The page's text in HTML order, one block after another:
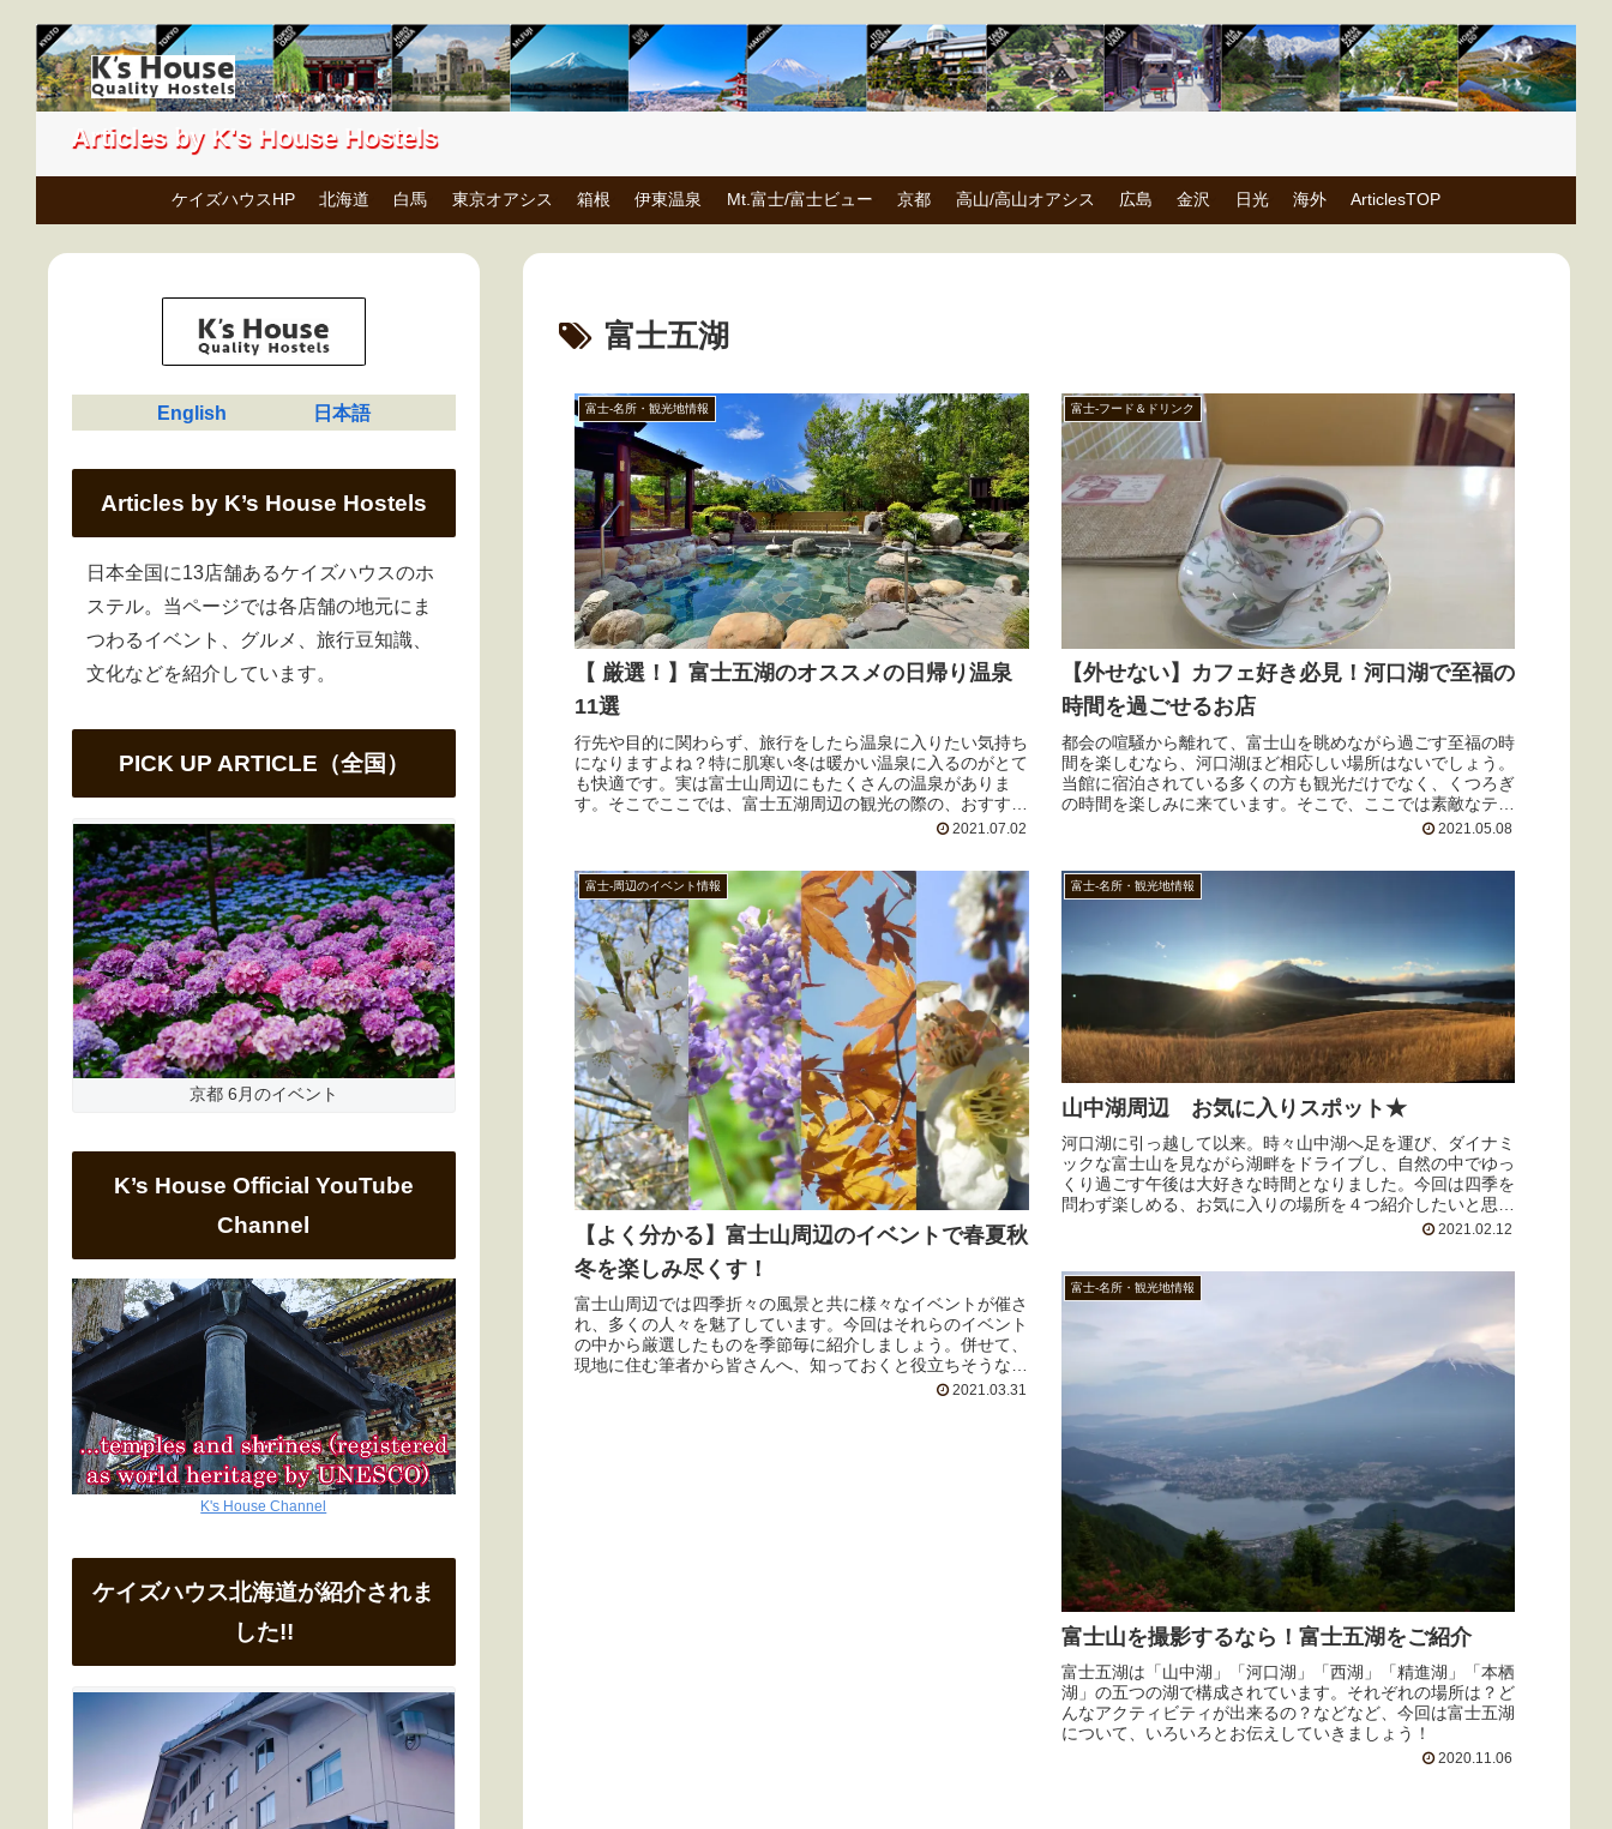
Articles by K's House Hostels
ケイズハウスHP 北海道 白馬 東京オアシス 箱根 伊東温泉 Mt.富士/富士ビュー 京都 高山/高山オアシス 広島 金沢 日光 海外 ArticlesTOP
富士五湖
富士-名所・観光地情報
【 厳選！】富士五湖のオススメの日帰り温泉
11選
行先や目的に関わらず、旅行をしたら温泉に入りたい気持ち
になりますよね？特に肌寒い冬は暖かい温泉に入るのがとて
も快適です。実は富士山周辺にもたくさんの温泉がありま
す。そこでここでは、富士五湖周辺の観光の際の、おすすめ
2021.07.02
富士-フード＆ドリンク
【外せない】カフェ好き必見！河口湖で至福の
時間を過ごせるお店
都会の喧騒から離れて、富士山を眺めながら過ごす至福の時
間を楽しむなら、河口湖ほど相応しい場所はないでしょう。
当館に宿泊されている多くの方も観光だけでなく、くつろぎ
の時間を楽しみに来ています。そこで、ここでは素敵なティ
ータイムを過ごせるオススメのお店をご紹介します。2021.05.08
富士-周辺のイベント情報
【よく分かる】富士山周辺のイベントで春夏秋
冬を楽しみ尽くす！
富士山周辺では四季折々の風景と共に様々なイベントが催さ
れ、多くの人々を魅了しています。今回はそれらのイベント
の中から厳選したものを季節毎に紹介しましょう。併せて、
現地に住む筆者から皆さんへ、知っておくと役立ちそうなプ
2021.03.31
富士-名所・観光地情報
山中湖周辺 お気に入りスポット★
河口湖に引っ越して以来。時々山中湖へ足を運び、ダイナミ
ックな富士山を見ながら湖畔をドライブし、自然の中でゆっ
くり過ごす午後は大好きな時間となりました。今回は四季を
問わず楽しめる、お気に入りの場所を４つ紹介したいと思い
2021.02.12
富士-名所・観光地情報
富士山を撮影するなら！富士五湖をご紹介
富士五湖は「山中湖」「河口湖」「西湖」「精進湖」「本栖
湖」の五つの湖で構成されています。それぞれの場所は？ど
んなアクティビティが出来るの？などなど、今回は富士五湖
について、いろいろとお伝えしていきましょう！
2020.11.06
English 日本語
Articles by K’s House Hostels
日本全国に13店舗あるケイズハウスのホ
ステル。当ページでは各店舗の地元にま
つわるイベント、グルメ、旅行豆知識、
文化などを紹介しています。
PICK UP ARTICLE（全国）
京都 6月のイベント
K’s House Official YouTube
Channel
K's House Channel
ケイズハウス北海道が紹介されま
した!!